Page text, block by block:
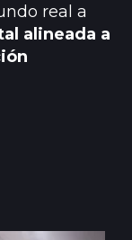
real a
alineada a